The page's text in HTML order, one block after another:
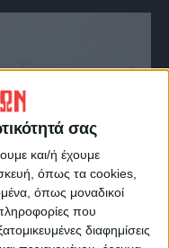
σας
και/ή έχουμε
όπως τα cookies,
όπως μοναδικοί
που
διαφημίσεις